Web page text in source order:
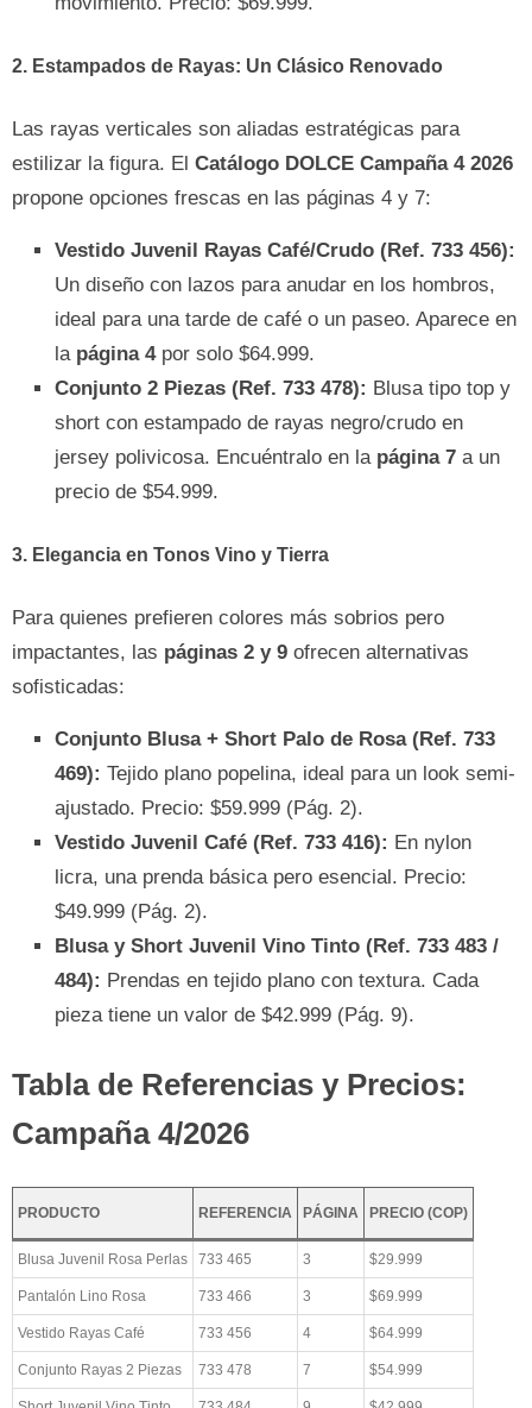
2. Estampados de Rayas: Un Clásico Renovado
Las rayas verticales son aliadas estratégicas para
estilizar la figura. El Catálogo DOLCE Campaña 4 2026
propone opciones frescas en las páginas 4 y 7:
Vestido Juvenil Rayas Café/Crudo (Ref. 733 456):
Un diseño con lazos para anudar en los hombros,
ideal para una tarde de café o un paseo. Aparece en
la página 4por solo $64.999.
Conjunto 2 Piezas (Ref. 733 478): Blusa tipo top y
short con estampado de rayas negro/crudo en
jersey polivicosa. Encuéntralo en la página 7 a un
precio de $54.999.
3. Elegancia en Tonos Vino y Tierra
Para quienes prefieren colores más sobrios pero
impactantes, las páginas 2 y 9 ofrecen alternativas
sofisticadas:
Conjunto Blusa + Short Palo de Rosa (Ref. 733
469): Tejido plano popelina, ideal para un look semi-
ajustado. Precio: $59.999 (Pág. 2).
Vestido Juvenil Café (Ref. 733 416): En nylon
licra, una prenda básica pero esencial. Precio:
$49.999 (Pág. 2).
Blusa y Short Juvenil Vino Tinto (Ref. 733 483 /
484): Prendas en tejido plano con textura. Cada
pieza tiene un valor de $42.999 (Pág. 9).
Tabla de Referencias y Precios:
Campaña 4/2026
PRODUCTO REFERENCIA PÁGINA PRECIO (COP)
Blusa Juvenil Rosa Perlas 733 465 3 $29.999
Pantalón Lino Rosa 733 466 3 $69.999
Vestido Rayas Café 733 456 4 $64.999
Conjunto Rayas 2 Piezas 733 478 7 $54.999